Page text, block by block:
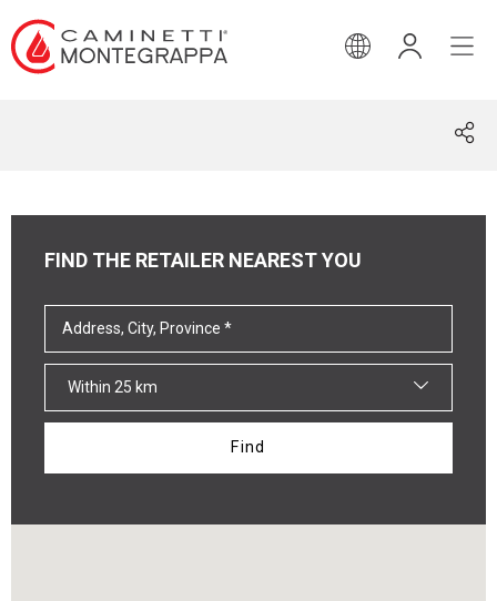
ENGLISH
FIND THE RETAILER NEAREST YOU
Within 25 km
Find